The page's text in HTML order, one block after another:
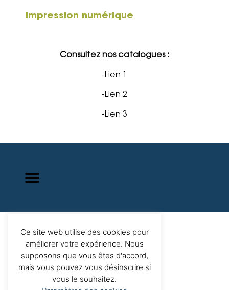
Impression numérique
Consultez nos catalogues :
-Lien 1
-Lien 2
-Lien 3
Ce site web utilise des cookies pour
améliorer votre expérience. Nous
supposons que vous êtes d'accord,
mais vous pouvez vous désinscrire si
vous le souhaitez.